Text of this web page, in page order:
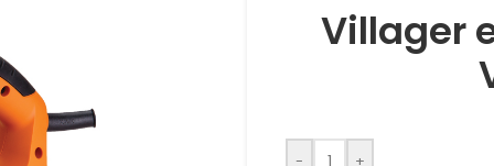
Villager
- +